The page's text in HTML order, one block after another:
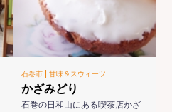
石巻市 | 甘味＆スウィーツ
かざみどり
石巻の日和山にある喫茶店かざ